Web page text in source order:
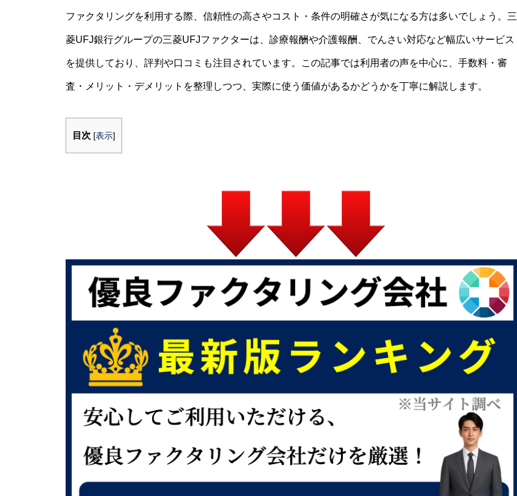
ファクタリングを利用する際、信頼性の高さやコスト・条件の明確さが気になる方は多いでしょう。三
菱UFJ銀行グループの三菱UFJファクターは、診療報酬や介護報酬、でんさい対応など幅広いサービス
を提供しており、評判や口コミも注目されています。この記事では利用者の声を中心に、手数料・審
査・メリット・デメリットを整理しつつ、実際に使う価値があるかどうかを丁寧に解説します。
目次 [表示]